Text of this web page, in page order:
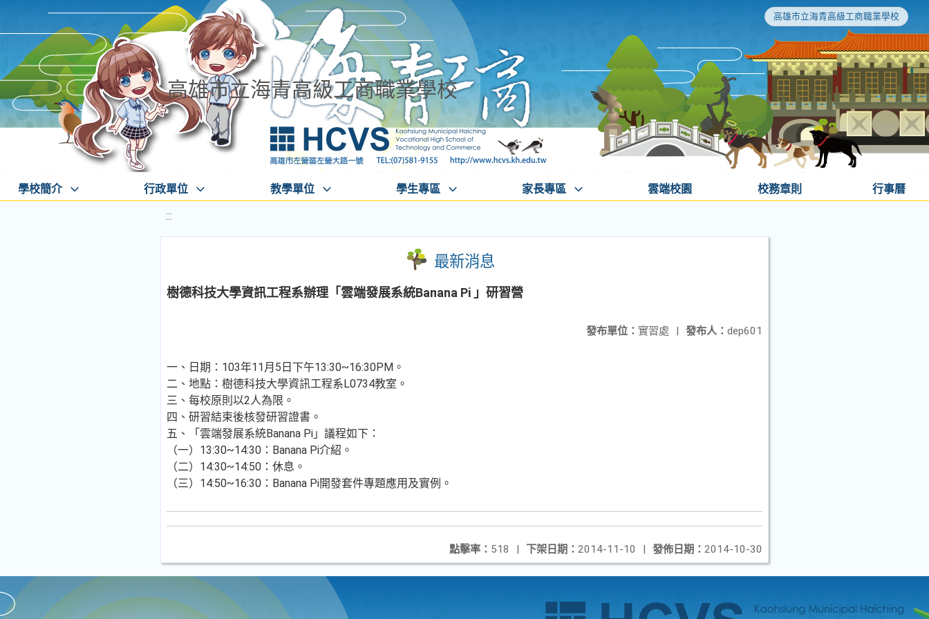
高雄市立海青高級工商職業學校
高雄市立海青高級工商職業學校
學校簡介 行政單位 教學單位 學生專區 家長專區 雲端校園 校務章則 行事曆
:::
最新消息
樹德科技大學資訊工程系辦理「雲端發展系統Banana Pi 」研習營
發布人： dep601
發布單位： 實習處 |
一、日期：103年11月5日下午13:30~16:30PM。
二、地點：樹德科技大學資訊工程系L0734教室。
三、每校原則以2人為限。
四、研習結束後核發研習證書。
五、「雲端發展系統Banana Pi」議程如下：
（一）13:30~14:30：Banana Pi介紹。
（二）14:30~14:50：休息。
（三）14:50~16:30：Banana Pi開發套件專題應用及實例。
發佈日期： 2014-10-30
下架日期： 2014-11-10 |
點擊率： 518 |